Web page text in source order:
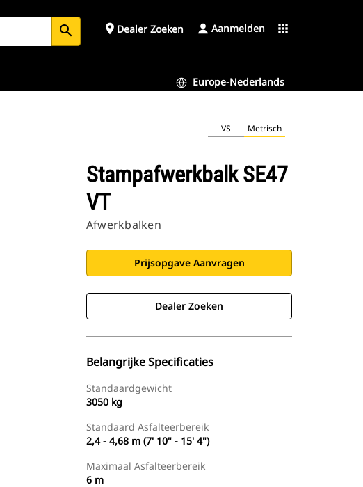
search place Dealer Zoeken Aanmelden apps
Europe-Nederlands
VS Metrisch
Stampafwerkbalk SE47
VT
Afwerkbalken
Prijsopgave Aanvragen
Dealer Zoeken
Belangrijke Specificaties
Standaardgewicht
3050 kg
Standaard Asfalteerbereik
2,4 - 4,68 m (7' 10" - 15' 4")
Maximaal Asfalteerbereik
6 m